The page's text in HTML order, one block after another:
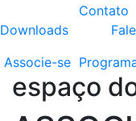
Downloads
Contato
Associe-se
espaço